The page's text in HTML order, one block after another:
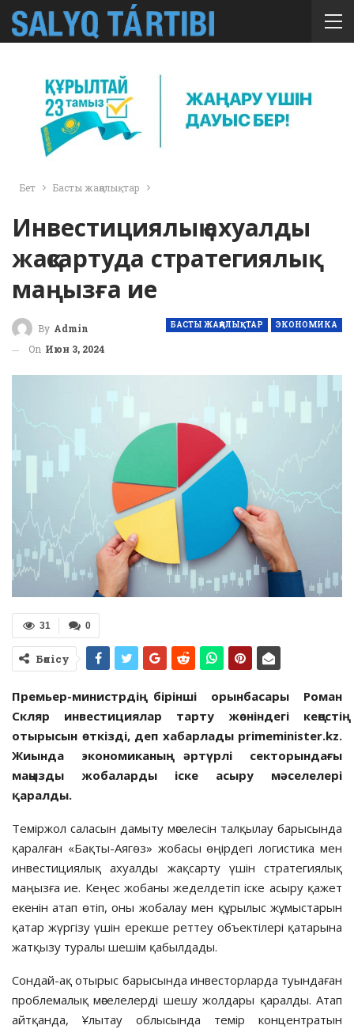
Бет Басты жаңалықтар
Инвестициялық ахуалды
жақсартуда стратегиялық
маңызға ие
БАСТЫ ЖАҢАЛЫҚТАР ЭКОНОМИКА
By Admin
On Июн 3, 2024
0
31
Бөлісу
Премьер-министрдің бірінші орын­басары Роман
Скляр инвес­ти­­циялар тарту жөніндегі кеңес­тің
отырысын өткізді, деп хабарлады primeminister.kz.
Жиында эко­номиканың әртүрлі сектор­ындағы
маңызды жобаларды іске асыру мәселелері
қаралды.
Теміржол саласын дамыту мәселесін талқы­лау барысында
қаралған «Бақты-Аягөз» жобасы өңірдегі логистика мен
инвестициялық ахуалды жақсарту үшін стратегиялық
маңызға ие. Кеңес жобаны жеделдетіп іске асыру қажет
екенін атап өтіп, оны жобалау мен құрылыс жұмыстарын
қатар жүргізу үшін ерекше реттеу объектілері қатарына
жатқызу туралы шешім қабылдады.
Сондай-ақ отырыс барысында инвесторларда туындаған
проблемалық мәселелерді шешу жолдары қаралды. Атап
айтқанда, Ұлытау облысында темір концентратын